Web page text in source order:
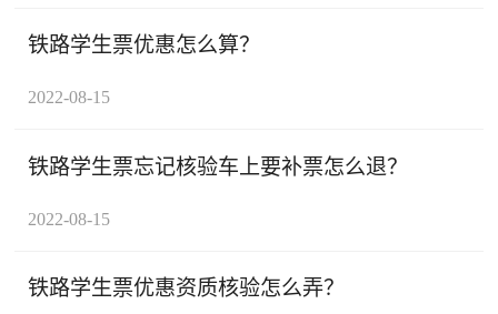
铁路学生票优惠怎么算？
2022-08-15
铁路学生票忘记核验车上要补票怎么退？
2022-08-15
铁路学生票优惠资质核验怎么弄？